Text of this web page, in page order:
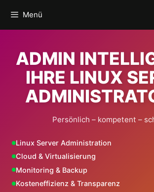
Inhalt
springen
Menü
ADMIN
IHRE LINUX
Persönlich – kompetent –
Linux Server Administration
Cloud & Virtualisierung
Monitoring & Backup
Kosteneffizienz & Transparenz